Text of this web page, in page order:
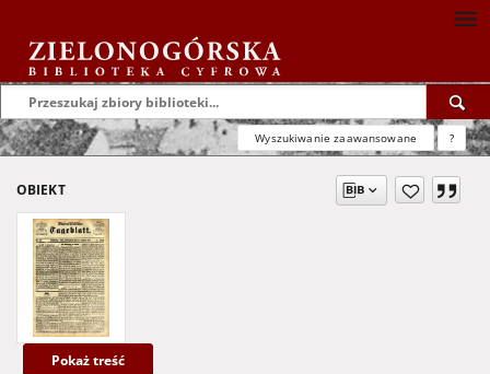
Wyszukiwanie zaawansowane ?
OBIEKT
Pokaż treść